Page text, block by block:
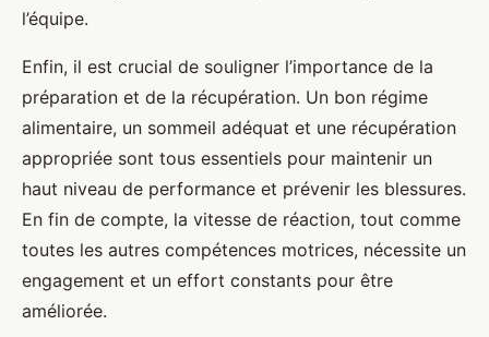
l’équipe.
Enfin, il est crucial de souligner l’importance de la
préparation et de la récupération. Un bon régime
alimentaire, un sommeil adéquat et une récupération
appropriée sont tous essentiels pour maintenir un
haut niveau de performance et prévenir les blessures.
En fin de compte, la vitesse de réaction, tout comme
toutes les autres compétences motrices, nécessite un
engagement et un effort constants pour être
améliorée.